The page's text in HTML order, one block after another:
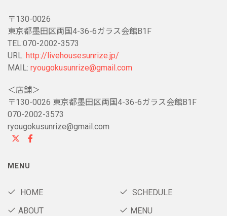
〒130-0026
東京都墨田区両国4-36-6ガラス会館B1F
TEL:070-2002-3573
URL: http://livehousesunrize.jp/
MAIL: ryougokusunrize@gmail.com
＜店舗＞
〒130-0026 東京都墨田区両国4-36-6ガラス会館B1F
070-2002-3573
ryougokusunrize@gmail.com
MENU
HOME
SCHEDULE
ABOUT
MENU